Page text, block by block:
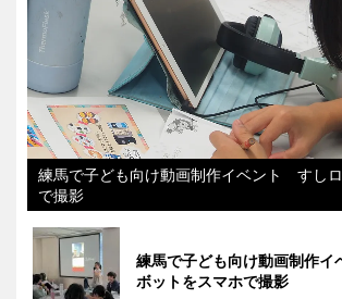
練馬で子ども向け動画制作イベント すし
で撮影
練馬で子ども向け動画制作
ボットをスマホで撮影